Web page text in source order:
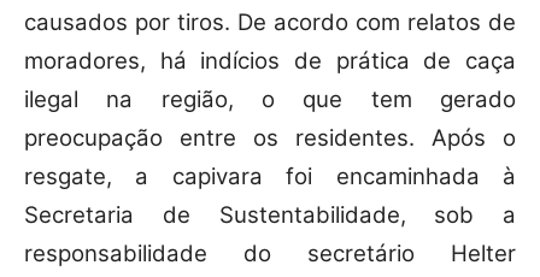
causados por tiros. De acordo com relatos de
moradores, há indícios de prática de caça
ilegal na região, o que tem gerado
preocupação entre os residentes. Após o
resgate, a capivara foi encaminhada à
Secretaria de Sustentabilidade, sob a
responsabilidade do secretário Helter